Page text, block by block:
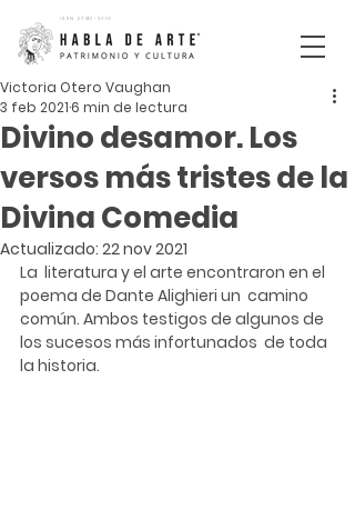
ISSN 2792-5110
Divino desamor. Los
versos más tristes de la
Divina Comedia
Victoria Otero Vaughan
3 feb 20216 min de lectura
Actualizado: 22 nov 2021
La  literatura y el arte encontraron en el
poema de Dante Alighieri un  camino
común. Ambos testigos de algunos de
los sucesos más infortunados  de toda
la historia.